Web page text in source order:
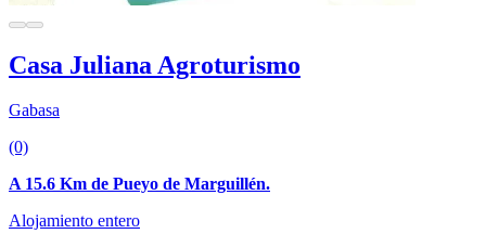
Casa Juliana Agroturismo
Gabasa
(0)
A 15.6 Km de Pueyo de Marguillén.
Alojamiento entero